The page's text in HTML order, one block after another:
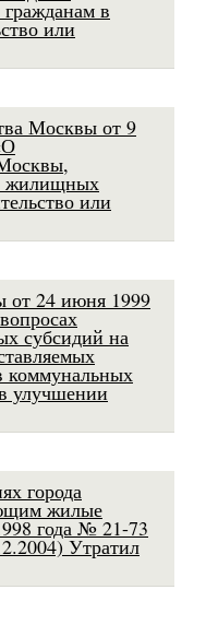
в
или
Москвы от 9
жилищных
или
от 24 июня 1999
субсидий на
улучшении
города
жилые
года № 21-73
Утратил